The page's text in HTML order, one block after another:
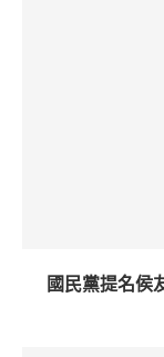
國民黨提名侯